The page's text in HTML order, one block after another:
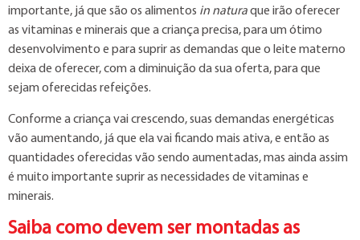
importante, já que são os alimentos in naturaque irão oferecer
as vitaminas e minerais que a criança precisa, para um ótimo
desenvolvimento e para suprir as demandas que o leite materno
deixa de oferecer, com a diminuição da sua oferta, para que
sejam oferecidas refeições.
Conforme a criança vai crescendo, suas demandas energéticas
vão aumentando, já que ela vai ficando mais ativa, e então as
quantidades oferecidas vão sendo aumentadas, mas ainda assim
é muito importante suprir as necessidades de vitaminas e
minerais.
Saiba como devem ser montadas as